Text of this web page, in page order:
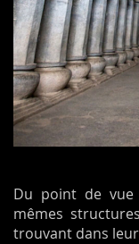
Du point de
mêmes
trouvant dans